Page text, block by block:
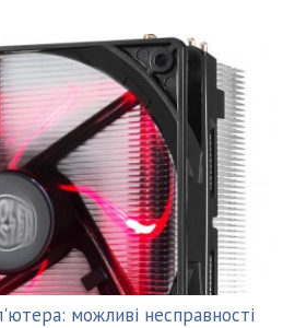
можливі несправності